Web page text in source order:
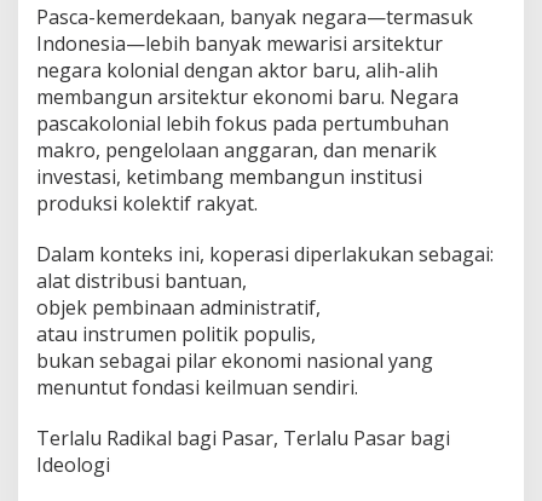
Pasca-kemerdekaan, banyak negara—termasuk
Indonesia—lebih banyak mewarisi arsitektur
negara kolonial dengan aktor baru, alih-alih
membangun arsitektur ekonomi baru. Negara
pascakolonial lebih fokus pada pertumbuhan
makro, pengelolaan anggaran, dan menarik
investasi, ketimbang membangun institusi
produksi kolektif rakyat.
Dalam konteks ini, koperasi diperlakukan sebagai:
alat distribusi bantuan,
objek pembinaan administratif,
atau instrumen politik populis,
bukan sebagai pilar ekonomi nasional yang
menuntut fondasi keilmuan sendiri.
Terlalu Radikal bagi Pasar, Terlalu Pasar bagi
Ideologi